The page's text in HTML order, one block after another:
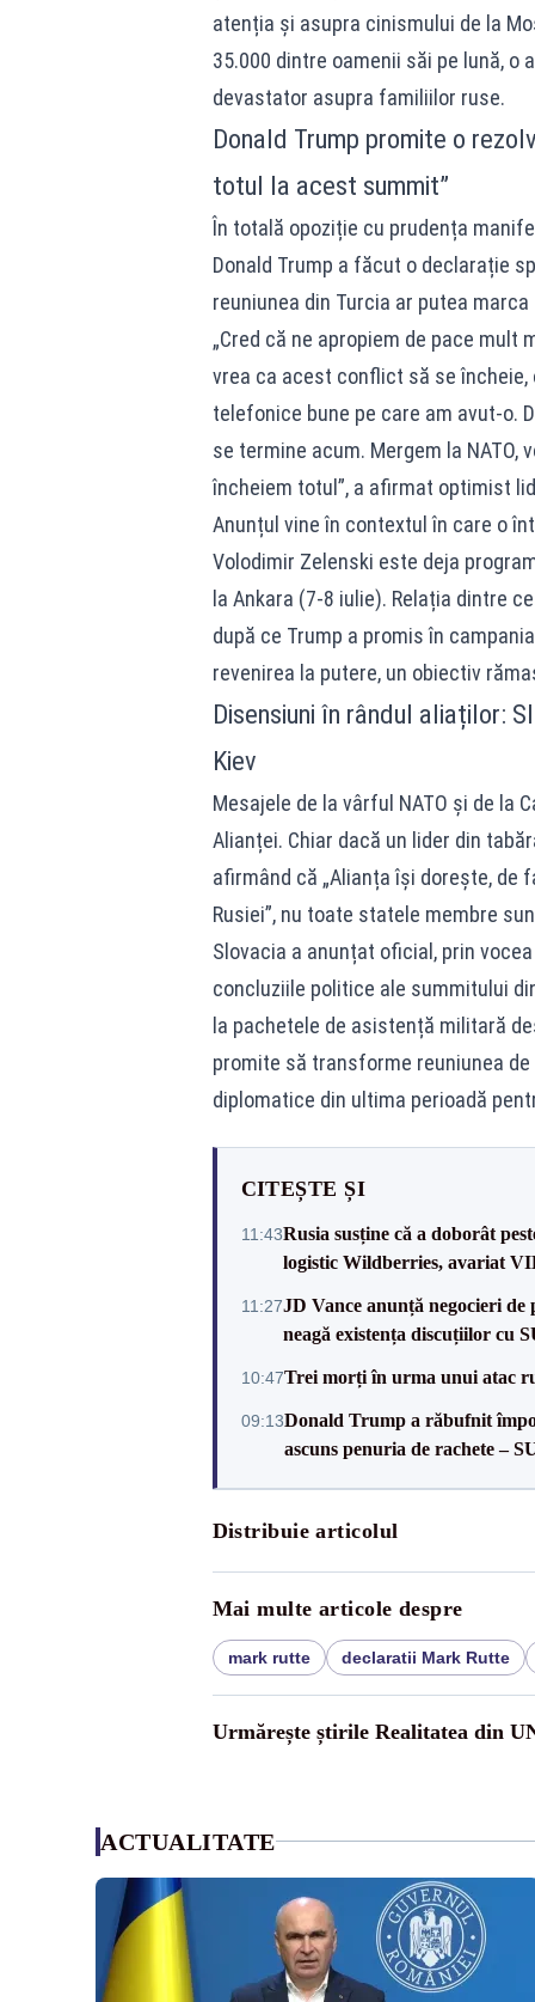
atenția și asupra cinismului de la
35.000 dintre oamenii săi pe lună, o
devastator asupra familiilor ruse.
Donald Trump promite o
totul la acest summit”
În totală opoziție cu prudența
Donald Trump a făcut o declarație
reuniunea din Turcia ar putea
„Cred că ne apropiem de pace
vrea ca acest conflict să se
telefonice bune pe care am avut-o.
se termine acum. Mergem la
încheiem totul”, a afirmat optimist
Anunțul vine în contextul în care o
Volodimir Zelenski este deja
la Ankara (7-8 iulie). Relația dintre
după ce Trump a promis în
revenirea la putere, un obiectiv
Disensiuni în rândul aliaților:
Kiev
Mesajele de la vârful NATO și de la
Alianței. Chiar dacă un lider din
afirmând că „Alianța își dorește, de
Rusiei”, nu toate statele membre
Slovacia a anunțat oficial, prin
concluziile politice ale summitului
la pachetele de asistență militară
promite să transforme reuniunea
diplomatice din ultima perioadă
CITEȘTE ȘI
11:43Rusia susține că a doborât
logistic Wildberries, avariat
11:27JD Vance anunță negocieri
neagă existența discuțiilor cu
10:47Trei morți în urma unui atac
09:13Donald Trump a răbufnit
ascuns penuria de rachete –
Distribuie articolul
Mai multe articole despre
mark rutte declaratii Mark Rutte
Urmărește știrile Realitatea din
ACTUALITATE